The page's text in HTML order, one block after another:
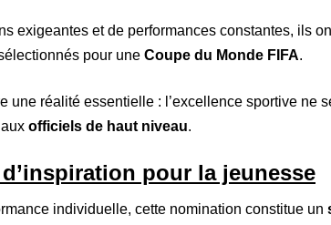
exigeantes et de performances constantes, ils
pour une Coupe du Monde FIFA.
une réalité essentielle : l’excellence sportive ne
officiels de haut niveau.
pour la jeunesse
individuelle, cette nomination constitue un